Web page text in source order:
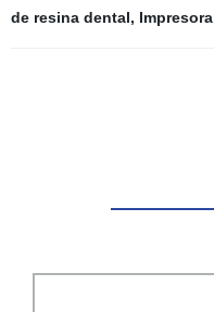
de resina dental,